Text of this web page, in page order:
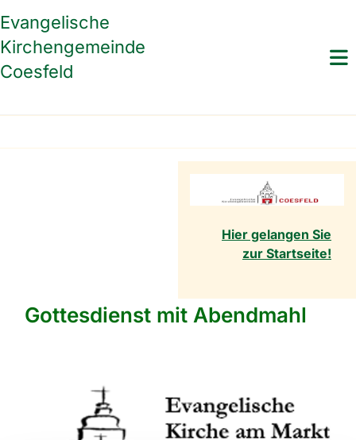
Evangelische
Kirchengemeinde
Coesfeld
Hier gelangen Sie
zur Startseite!
Gottesdienst mit Abendmahl